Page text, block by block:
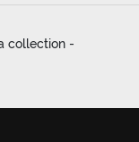
collection -